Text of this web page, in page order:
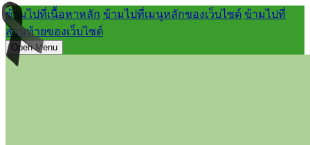
ข้ามไปที่เนื้อหาหลัก ข้ามไปที่เมนูหลักของเว็บไซต์ ข้ามไปที่
ส่วนท้ายของเว็บไซต์
Open Menu